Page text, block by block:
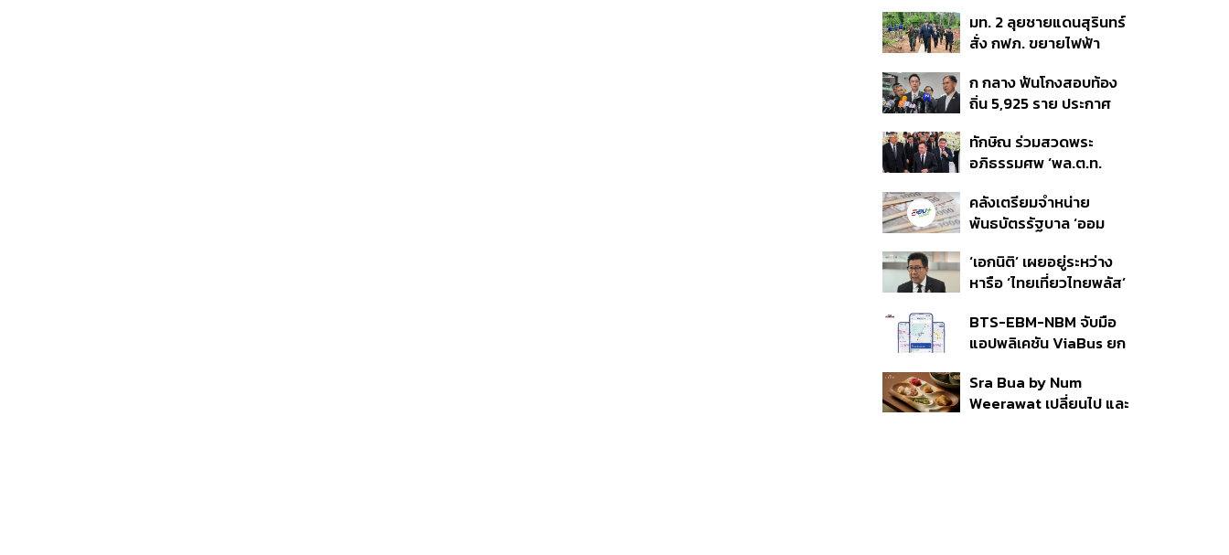
ชายแดน ท่าเรือน้ำลึก
ทวาย
มท. 2 ลุยชายแดนสุรินทร์
สั่ง กฟภ. ขยายไฟฟ้า
350’ เสริมความมั่นคง
ชายแดน
ก กลาง ฟันโกงสอบท้อง
ถิ่น 5,925 ราย ประกาศ
ราย รอ ป.ป.ช. ขีดเส้นแล้ว
เสร็จ 31 ส.ค.
ทักษิณ ร่วมสวดพระ
อภิธรรมศพ ‘พล.ต.ท.
สิน’ สิริอายุ 103 ปี แกนนำ
เพื่อไทย-บุคคลหลาก
คลังเตรียมจำหน่าย
พันธบัตรรัฐบาล ‘ออม
ก.ย.นี้ อาจเพิ่มสัดส่วนการ
ขายแบบ Small Lot First
‘เอกนิติ’ เผยอยู่ระหว่าง
หารือ ‘ไทยเที่ยวไทยพลัส’
แสนล้าน มั่นใจงบต่อ ‘ไทย
ช่วยไทย พลัส’ เฟส 2 มี
BTS-EBM-NBM จับมือ
แอปพลิเคชัน ViaBus ยก
รถไฟฟ้า 3 สายแบบเรียล
ไทม์
Sra Bua by Num
Weerawat เปลี่ยนไป และ